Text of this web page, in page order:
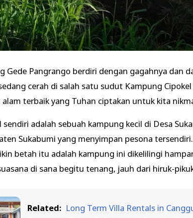
Gede Pangrango berdiri dengan gagahnya dan
cerah di salah satu sudut Kampung
alam terbaik yang Tuhan ciptakan untuk kita
sendiri adalah sebuah kampung kecil di Desa
Sukabumi yang menyimpan pesona
betah itu adalah kampung ini dikelilingi
di sana begitu tenang, jauh dari hiruk-
Related: Long Term Villa Rentals in